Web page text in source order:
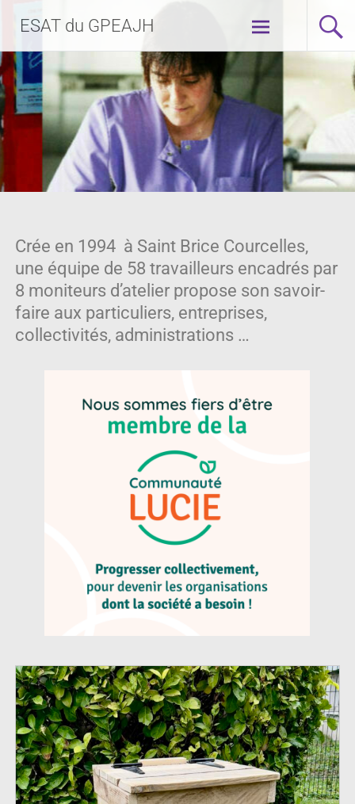
ESAT du GPEAJH
Crée en 1994 à Saint Brice Courcelles,
une équipe de 58 travailleurs encadrés par
8 moniteurs d’atelier propose son savoir-
faire aux particuliers, entreprises,
collectivités, administrations …